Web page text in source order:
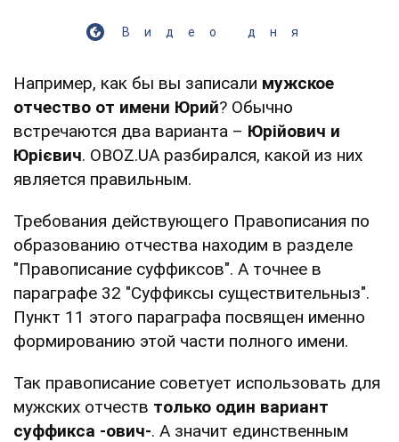
Видео дня
Например, как бы вы записали мужское
отчество от имени Юрий? Обычно
встречаются два варианта – Юрійович и
Юрієвич. OBOZ.UA разбирался, какой из них
является правильным.
Требования действующего Правописания по
образованию отчества находим в разделе
"Правописание суффиксов". А точнее в
параграфе 32 "Суффиксы существительныз".
Пункт 11 этого параграфа посвящен именно
формированию этой части полного имени.
Так правописание советует использовать для
мужских отчеств только один вариант
суффикса -ович-. А значит единственным